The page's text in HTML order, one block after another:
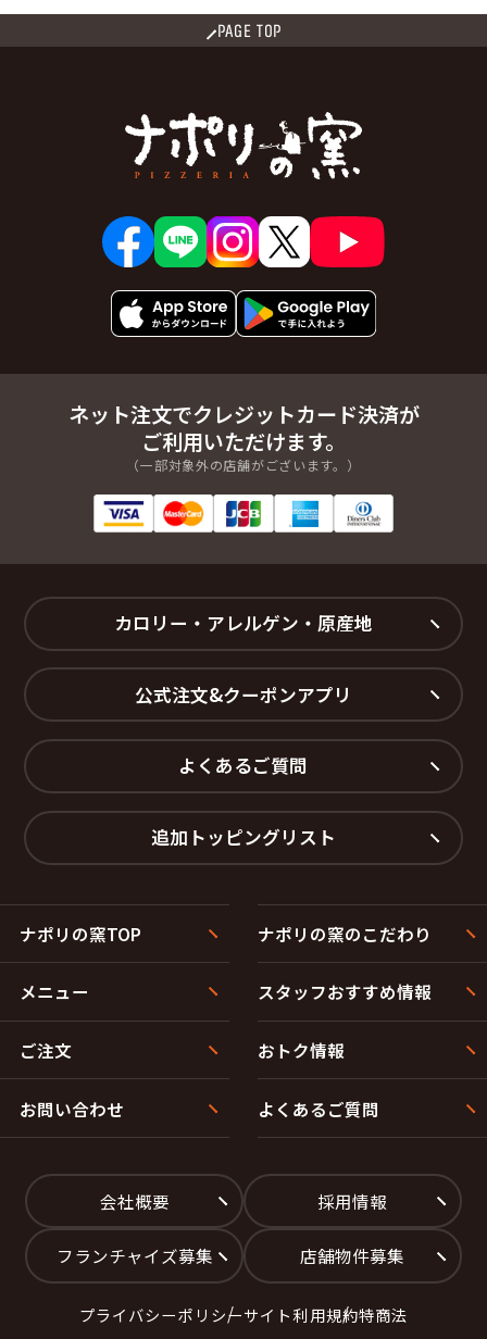
PAGE TOP
ネット注文でクレジットカード決済が
ご利用いただけます。
（一部対象外の店舗がございます。）
カロリー・アレルゲン・原産地
公式注文&クーポンアプリ
よくあるご質問
追加トッピングリスト
ナポリの窯TOP ナポリの窯のこだわり
メニュー スタッフおすすめ情報
ご注文 おトク情報
お問い合わせ よくあるご質問
会社概要 採用情報
フランチャイズ募集 店舗物件募集
プライバシーポリシーサイト利用規約特商法